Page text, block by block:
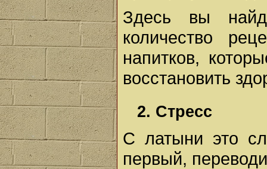
Здесь вы
количество
напитков,
восстановить
2. Стресс
С латыни это
первый,